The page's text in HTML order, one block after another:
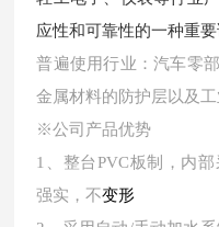
应性和可靠性的一种
普遍使用行业：汽车零
金属材料的防护层以及
※公司产品优势
1、整台PVC板制，内
强实，不变形